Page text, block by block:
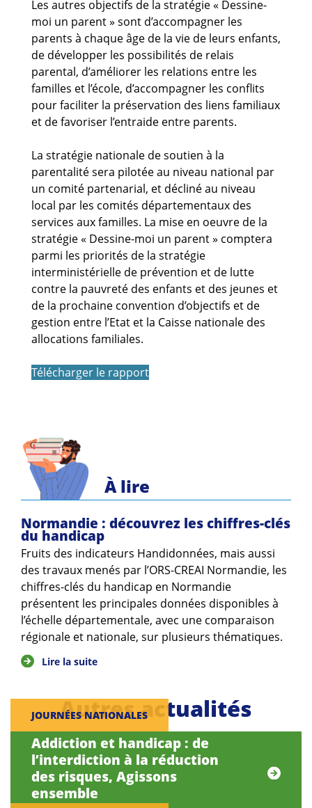
Les autres objectifs de la stratégie « Dessine-
moi un parent » sont d’accompagner les
parents à chaque âge de la vie de leurs enfants,
de développer les possibilités de relais
parental, d’améliorer les relations entre les
familles et l’école, d’accompagner les conflits
pour faciliter la préservation des liens familiaux
et de favoriser l’entraide entre parents.
La stratégie nationale de soutien à la
parentalité sera pilotée au niveau national par
un comité partenarial, et décliné au niveau
local par les comités départementaux des
services aux familles. La mise en oeuvre de la
stratégie « Dessine-moi un parent » comptera
parmi les priorités de la stratégie
interministérielle de prévention et de lutte
contre la pauvreté des enfants et des jeunes et
de la prochaine convention d’objectifs et de
gestion entre l’Etat et la Caisse nationale des
allocations familiales.
Télécharger le rapport
À lire
Normandie : découvrez les chiffres-clés
du handicap
Fruits des indicateurs Handidonnées, mais aussi
des travaux menés par l’ORS-CREAI Normandie, les
chiffres-clés du handicap en Normandie
présentent les principales données disponibles à
l’échelle départementale, avec une comparaison
régionale et nationale, sur plusieurs thématiques.
Lire la suite
Autres actualités
JOURNÉES NATIONALES
Addiction et handicap : de
l’interdiction à la réduction
des risques, Agissons
ensemble